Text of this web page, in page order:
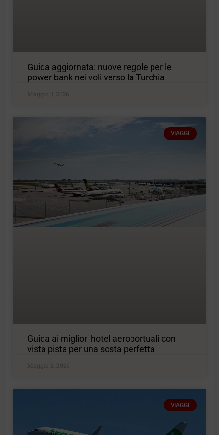
Guida aggiornata: nuove regole per le
power bank nei voli verso la Turchia
Maggio 3, 2026
VIAGGI
Guida ai migliori hotel aeroportuali con
vista pista per una sosta perfetta
Maggio 2, 2026
VIAGGI